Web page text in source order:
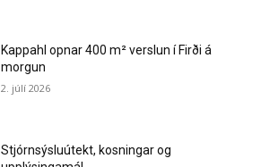
Kappahl opnar 400 m² verslun í Firði á
morgun
2. júlí 2026
Stjórnsýsluútekt, kosningar og